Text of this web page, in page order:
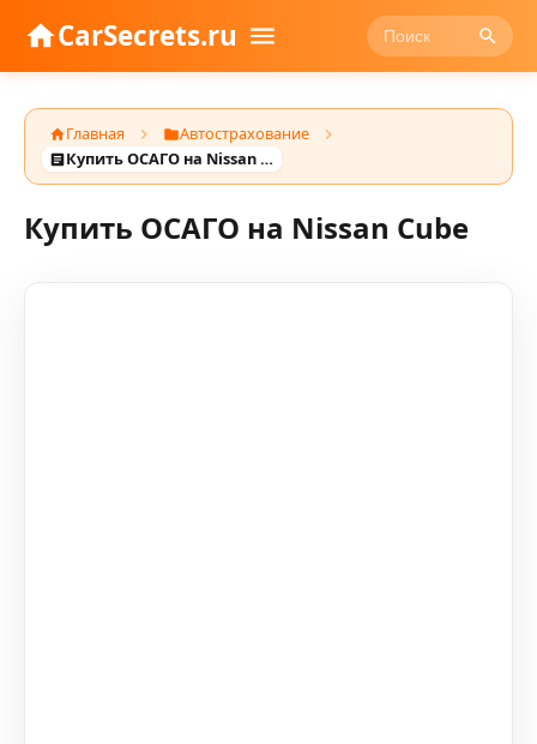
CarSecrets.ru
Главная
Автострахование
Купить ОСАГО на Nissan Cube
Купить ОСАГО на Nissan Cube